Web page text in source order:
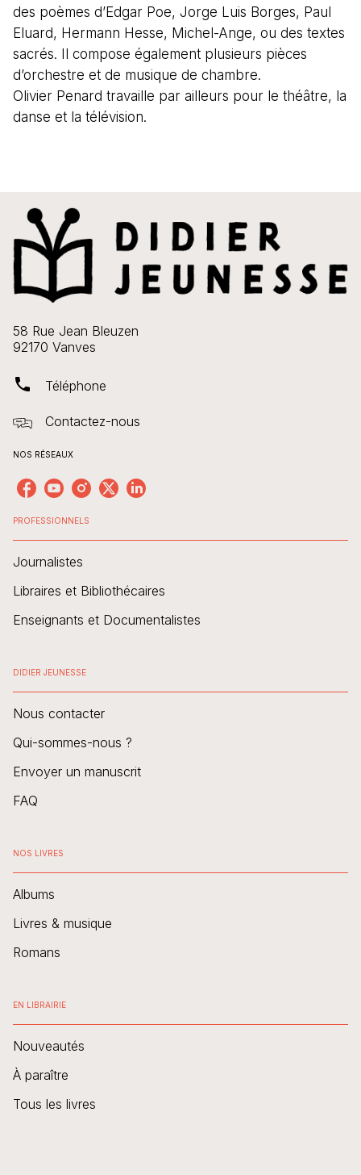
des poèmes d’Edgar Poe, Jorge Luis Borges, Paul
Eluard, Hermann Hesse, Michel-Ange, ou des textes
sacrés. Il compose également plusieurs pièces
d’orchestre et de musique de chambre.
Olivier Penard travaille par ailleurs pour le théâtre, la
danse et la télévision.
58 Rue Jean Bleuzen
92170 Vanves
phone Téléphone
Contactez-nous
NOS RÉSEAUX
PROFESSIONNELS
Journalistes
Libraires et Bibliothécaires
Enseignants et Documentalistes
DIDIER JEUNESSE
Nous contacter
Qui-sommes-nous ?
Envoyer un manuscrit
FAQ
NOS LIVRES
Albums
Livres & musique
Romans
EN LIBRAIRIE
Nouveautés
À paraître
Tous les livres